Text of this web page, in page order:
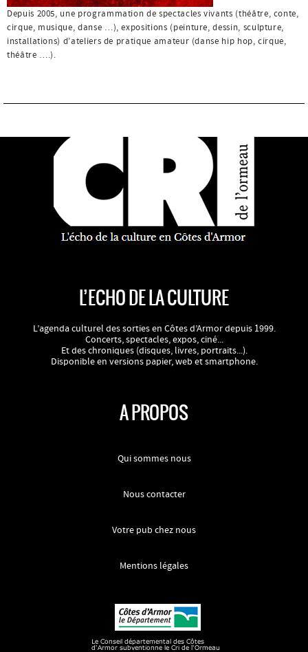
Depuis 2005, une programmation de spectacles vivants (théâtre, conte,
cirque, musique, danse …), expositions (peinture, dessin, sculpture,
installations) d’ateliers de pratique amateur (danse hip hop, cirque,
théâtre ….).
L’ECHO DE LA CULTURE
L’agenda culturel des sorties en Côtes d’Armor depuis 1999.
Concerts, spectacles, expos, ciné...
Et des chroniques (disques, livres, portraits...).
Disponible en versions papier, web et smartphone.
A PROPOS
Qui sommes nous
Nous contacter
Votre pub chez nous
Mentions légales